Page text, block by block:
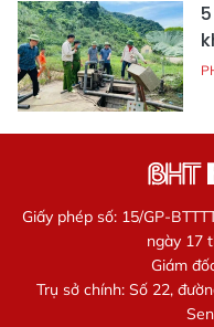
Giấy phép số: 15/GP-
ngày 17
Giám
Trụ sở chính: Số 22,